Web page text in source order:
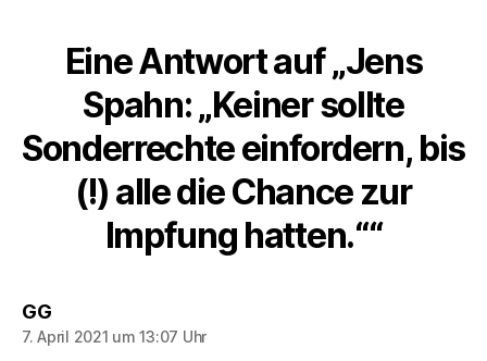
Eine Antwort auf „Jens
Spahn: „Keiner sollte
Sonderrechte einfordern, bis
(!) alle die Chance zur
Impfung hatten.““
GGsagt:
7. April 2021 um 13:07 Uhr